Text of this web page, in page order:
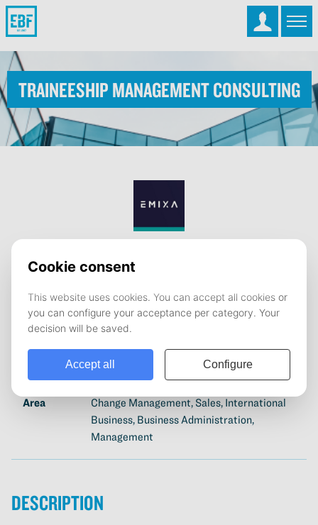
Traineeship Management Consulting
Company
EMIXA
Type
Traineeship
Location
Amsterdam
Required
language
Dutch
Area
Change Management, Sales, International
Business, Business Administration,
Management
Description